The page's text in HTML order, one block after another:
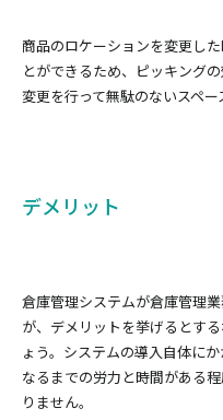
商品のロケーションを変更し
とができるため、ピッキング
変更を行って無駄のないスペー
デメリット
倉庫管理システムが倉庫管理
が、デメリットを挙げるとす
ょう。システムの導入自体に
なるまでの労力と時間がある
りません。